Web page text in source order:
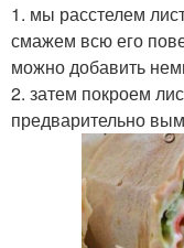
1. мы расстелем
смажем всю его
можно добавить
2. затем покроем
предварительно